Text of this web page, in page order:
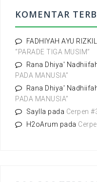
u
k
:
KOMENTAR
FADHIYAH AYU
“PARADE TIGA MUSIM”
Rana Dhiya'
PADA MANUSIA”
Rana Dhiya'
PADA MANUSIA”
Saylla pada Cerpen
H2oArum pada